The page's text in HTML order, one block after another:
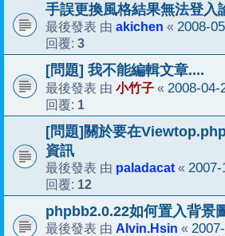
手誤更換風格結果無法登入
最後發表 由 akichen « 2008-
回覆: 3
[問題] 我不能編輯文章....
最後發表 由 小竹子 « 2008-04-
回覆: 1
[問題]關於要在
資訊
最後發表 由 paladacat «
回覆: 12
phpbb2.0.22如何置入背景
最後發表 由 Alvin.Hsin «